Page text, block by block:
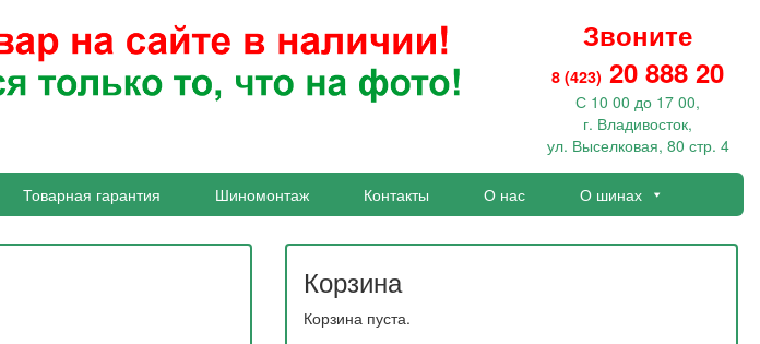
Звоните
8 (423) 20 888 20
С 10 00 до 17 00,
г. Владивосток,
ул. Выселковая, 80 стр. 4
Товарная гарантия Шиномонтаж Контакты О нас О шинах
Корзина
Корзина пуста.